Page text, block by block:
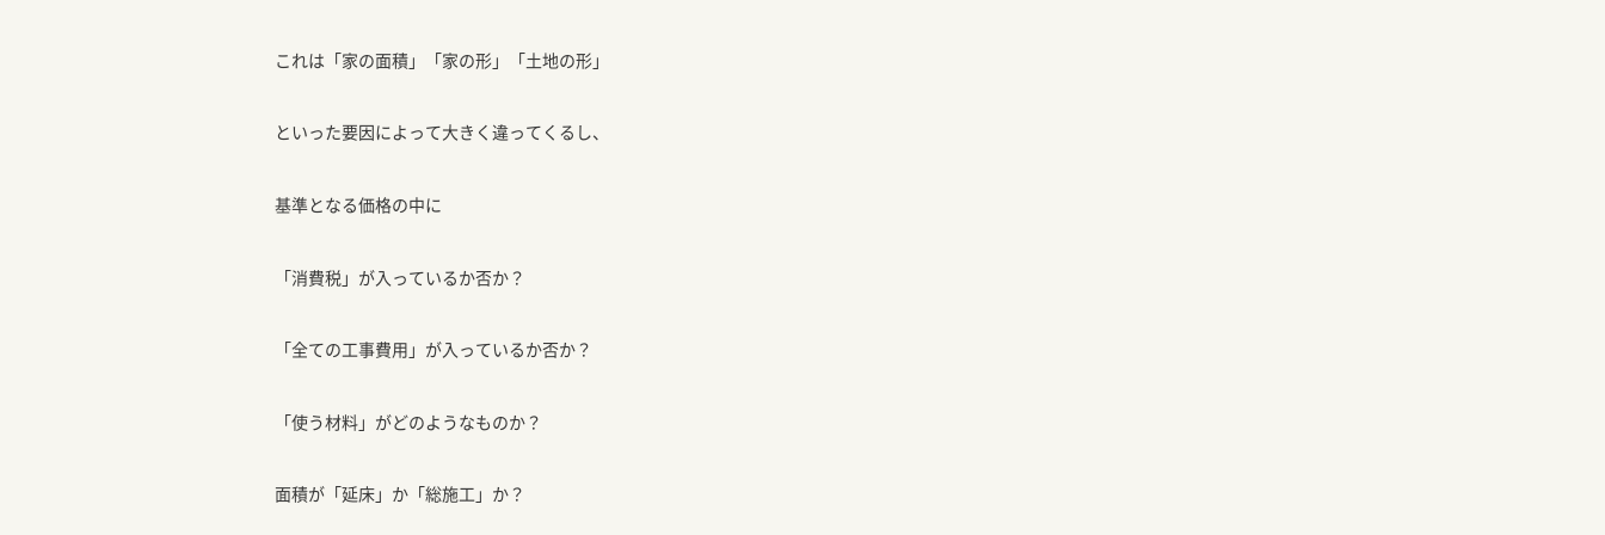
これは「家の面積」「家の形」「土地の形」
といった要因によって大きく違ってくるし、
基準となる価格の中に
「消費税」が入っているか否か？
「全ての工事費用」が入っているか否か？
「使う材料」がどのようなものか？
面積が「延床」か「総施工」か？